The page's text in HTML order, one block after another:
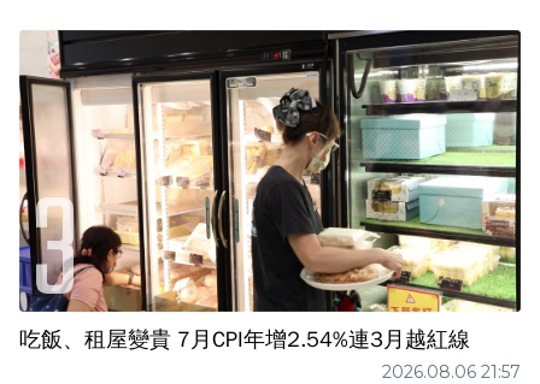
吃飯、租屋變貴 7月CPI年增2.54%連3月越紅線
2026.08.06 21:57